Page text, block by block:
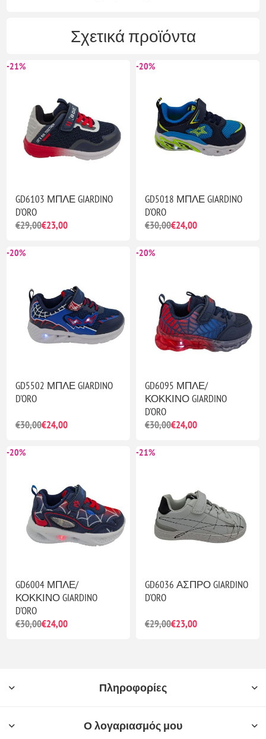
Σχετικά προϊόντα
-21%
GD6103 ΜΠΛΕ GIARDINO
D'ORO
€29,00€23,00
-20%
GD5018 ΜΠΛΕ GIARDINO
D'ORO
€30,00€24,00
-20%
GD5502 ΜΠΛΕ GIARDINO
D'ORO
€30,00€24,00
-20%
GD6095 ΜΠΛΕ/
ΚΟΚΚΙΝΟ GIARDINO
D'ORO
€30,00€24,00
-20%
GD6004 ΜΠΛΕ/
ΚΟΚΚΙΝΟ GIARDINO
D'ORO
€30,00€24,00
-21%
GD6036 ΑΣΠΡΟ GIARDINO
D'ORO
€29,00€23,00
Πληροφορίες
Ο λογαριασμός μου